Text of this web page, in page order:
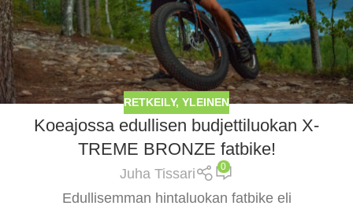
RETKEILY, YLEINEN
Koeajossa edullisen budjettiluokan X-
TREME BRONZE fatbike!
Juha Tissari 0
Edullisemman hintaluokan fatbike eli